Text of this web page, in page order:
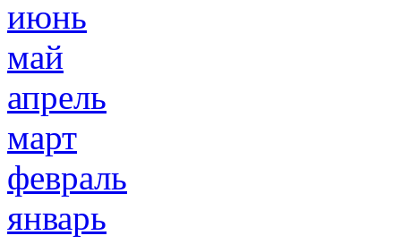
июнь
май
апрель
март
февраль
январь